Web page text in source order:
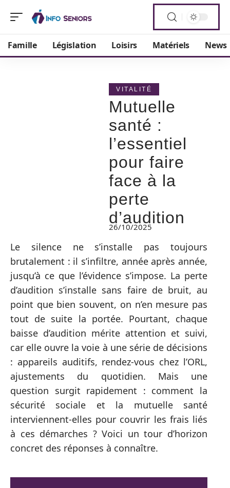
Famille Législation Loisirs Matériels News
VITALITÉ
Mutuelle
santé :
l’essentiel
pour faire
face à la
perte
d’audition
26/10/2025
Le silence ne s’installe pas toujours
brutalement : il s’infiltre, année après année,
jusqu’à ce que l’évidence s’impose. La perte
d’audition s’installe sans faire de bruit, au
point que bien souvent, on n’en mesure pas
tout de suite la portée. Pourtant, chaque
baisse d’audition mérite attention et suivi,
car elle ouvre la voie à une série de décisions
: appareils auditifs, rendez-vous chez l’ORL,
ajustements du quotidien. Mais une
question surgit rapidement : comment la
sécurité sociale et la mutuelle santé
interviennent-elles pour couvrir les frais liés
à ces démarches ? Voici un tour d’horizon
concret des réponses à connaître.